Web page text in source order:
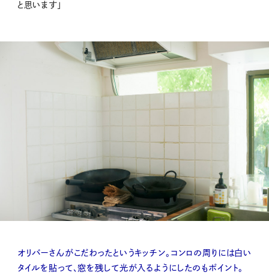
と思います」
オリバーさんがこだわったというキッチン。コンロの周りには白い
タイルを貼って、窓を残して光が入るようにしたのもポイント。